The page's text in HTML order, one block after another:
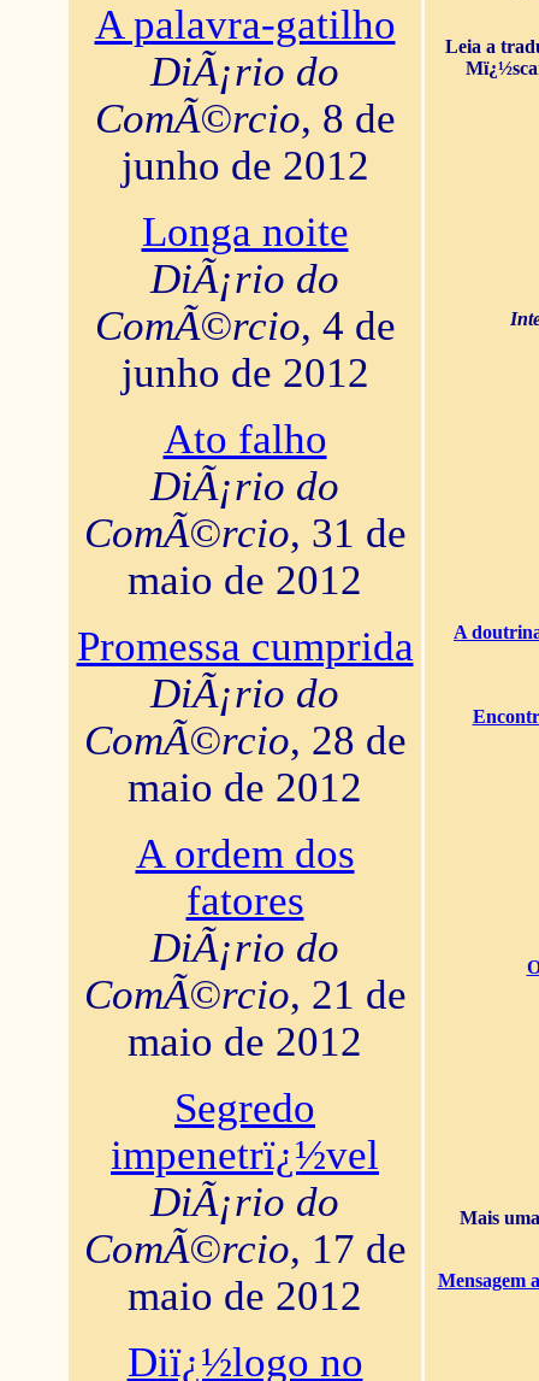
A palavra-gatilho
DiÃ¡rio do
ComÃ©rcio, 8 de
junho de 2012
Longa noite
DiÃ¡rio do
ComÃ©rcio, 4 de
junho de 2012
Ato falho
DiÃ¡rio do
ComÃ©rcio, 31 de
maio de 2012
Promessa cumprida
DiÃ¡rio do
ComÃ©rcio, 28 de
maio de 2012
A ordem dos
fatores
DiÃ¡rio do
ComÃ©rcio, 21 de
maio de 2012
Segredo
impenetrï¿½vel
DiÃ¡rio do
ComÃ©rcio, 17 de
maio de 2012
Diï¿½logo no
Leia a
A
Mais
Mensagem